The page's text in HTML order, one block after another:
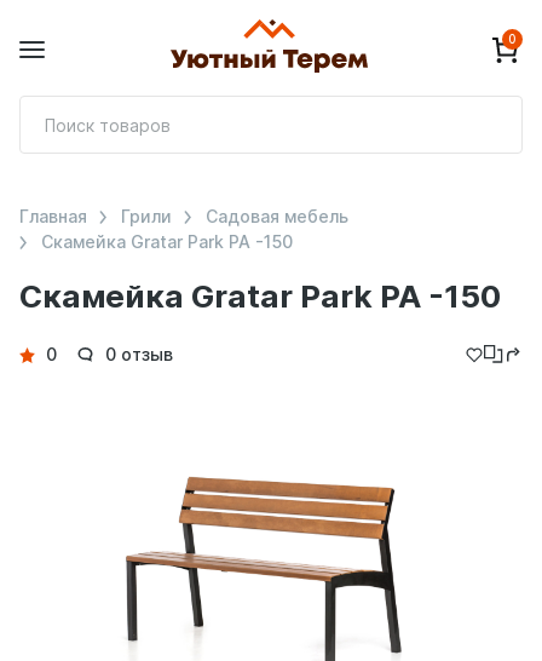
0
Скамейка Gratar Park PA -150
Главная Грили
Садовая мебель
Скамейка Gratar Park PA -150
Детали
0 0 отзыв